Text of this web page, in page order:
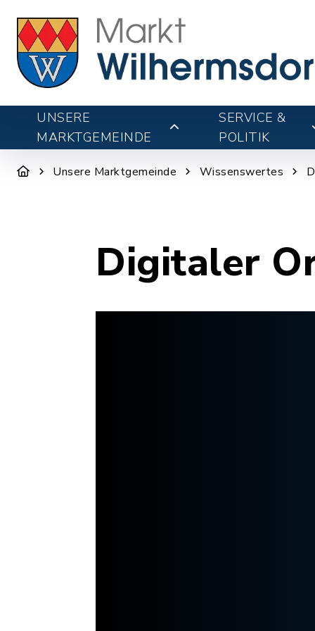
UNSERE
MARKTGEMEINDE
SERVICE &
POLITIK
Unsere Marktgemeinde Wissenswertes
Digitaler